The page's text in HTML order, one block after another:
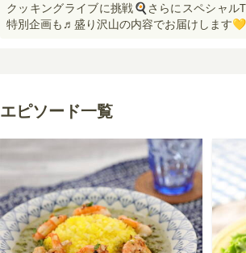
クッキングライブに挑戦🍳さらにスペシャル
特別企画も♬盛り沢山の内容でお届けします💛
エピソード一覧